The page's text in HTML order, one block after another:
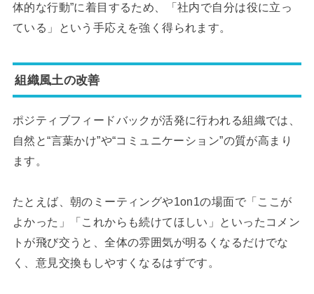
体的な行動”に着目するため、「社内で自分は役に立っ
ている」という手応えを強く得られます。
組織風土の改善
ポジティブフィードバックが活発に行われる組織では、
自然と“言葉かけ”や“コミュニケーション”の質が高まり
ます。
たとえば、朝のミーティングや1on1の場面で「ここが
よかった」「これからも続けてほしい」といったコメン
トが飛び交うと、全体の雰囲気が明るくなるだけでな
く、意見交換もしやすくなるはずです。